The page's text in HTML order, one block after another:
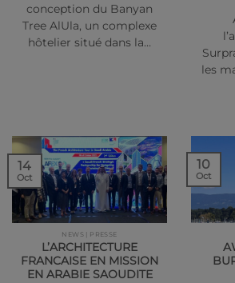
conception du Banyan
Tree AlUla, un complexe
hôtelier situé dans la…
les
NEWS | PRESSE
L’ARCHITECTURE
FRANCAISE EN MISSION
EN ARABIE SAOUDITE
14
Oct
10
Oct